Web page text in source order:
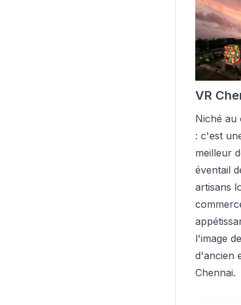
VR
Niché au
: c'est
meilleur
éventail
artisans
l'image
d'ancien
Chennai.